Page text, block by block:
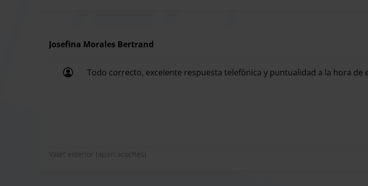
Este parking solo ofrece servicio valet, por lo que no tendrá que pasar por el parking
Josefina Morales Bertrand
Todo correcto, excelente respuesta telefónica y puntualidad a la hora de
Valet exterior (aparcacoches)